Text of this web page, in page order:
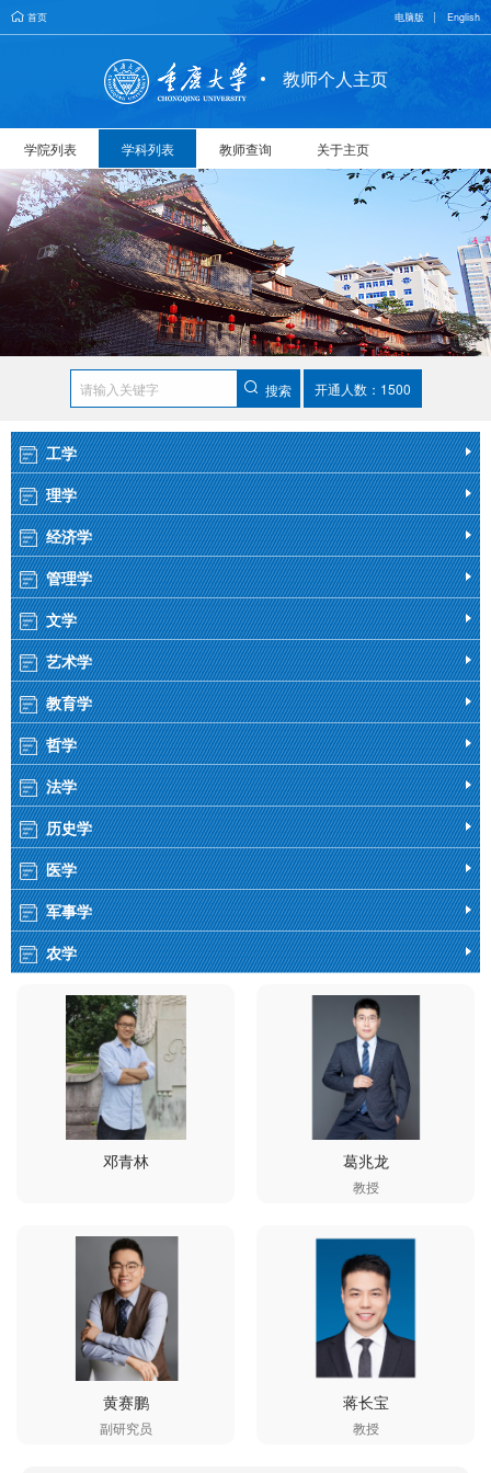
首页 电脑版 English
教师个人主页
学院列表 学科列表 教师查询 关于主页
搜索 开通人数：1500
工学
理学
经济学
管理学
文学
艺术学
教育学
哲学
法学
历史学
医学
军事学
农学
邓青林 葛兆龙
教授
黄赛鹏
副研究员
蒋长宝
教授